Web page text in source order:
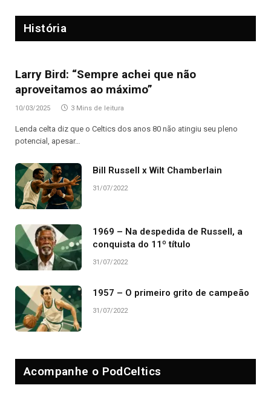
História
Larry Bird: “Sempre achei que não
aproveitamos ao máximo”
10/03/2025 3 Mins de leitura
Lenda celta diz que o Celtics dos anos 80 não atingiu seu pleno
potencial, apesar…
Bill Russell x Wilt Chamberlain
31/07/2022
1969 – Na despedida de Russell, a
conquista do 11º título
31/07/2022
1957 – O primeiro grito de campeão
31/07/2022
Acompanhe o PodCeltics